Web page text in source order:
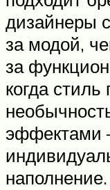
дизайнеры
за модой,
за
когда
эффектами
наполнение.